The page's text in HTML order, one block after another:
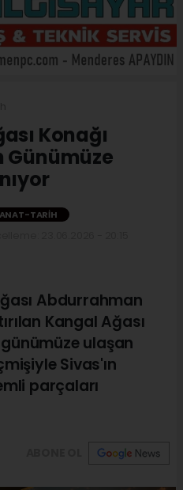
Konağı
Günümüze
TARIH
Abdurrahman
Kangal Ağası
ulaşan
Sivas'ın
parçaları